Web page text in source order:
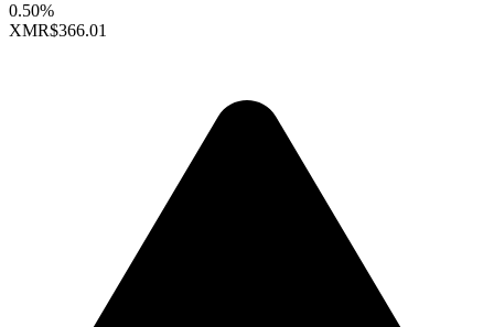
0.50%
XMR$366.01